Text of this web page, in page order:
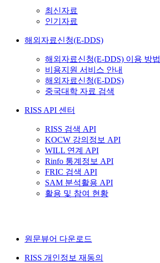
최신자료
인기자료
해외자료신청(E-DDS)
해외자료신청(E-DDS) 이용 방법
비용지원 서비스 안내
해외자료신청(E-DDS)
중국대학 자료 검색
RISS API 센터
RISS 검색 API
KOCW 강의정보 API
WILL 연계 API
Rinfo 통계정보 API
FRIC 검색 API
SAM 분석활용 API
활용 및 참여 현황
원문뷰어 다운로드
RISS 개인정보 재동의